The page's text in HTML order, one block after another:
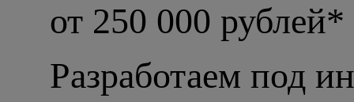
от 250 000 рублей*
Разработаем под